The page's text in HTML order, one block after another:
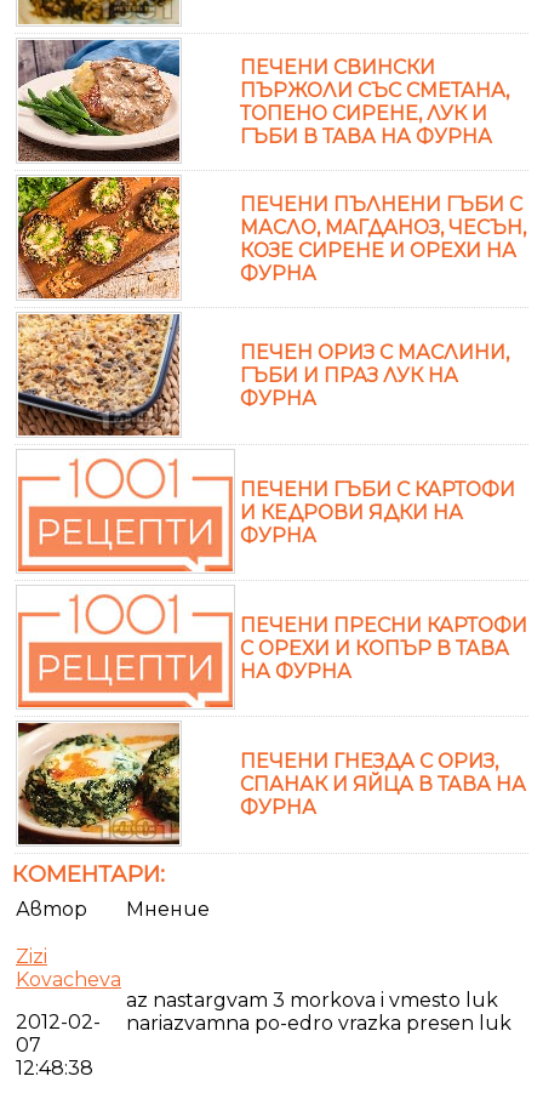
ПЕЧЕНИ СВИНСКИ
ПЪРЖОЛИ СЪС СМЕТАНА,
ТОПЕНО СИРЕНЕ, ЛУК И
ГЪБИ В ТАВА НА ФУРНА
ПЕЧЕНИ ПЪЛНЕНИ ГЪБИ С
МАСЛО, МАГДАНОЗ, ЧЕСЪН,
КОЗЕ СИРЕНЕ И ОРЕХИ НА
ФУРНА
ПЕЧЕН ОРИЗ С МАСЛИНИ,
ГЪБИ И ПРАЗ ЛУК НА
ФУРНА
ПЕЧЕНИ ГЪБИ С КАРТОФИ
И КЕДРОВИ ЯДКИ НА
ФУРНА
ПЕЧЕНИ ПРЕСНИ КАРТОФИ
С ОРЕХИ И КОПЪР В ТАВА
НА ФУРНА
ПЕЧЕНИ ГНЕЗДА С ОРИЗ,
СПАНАК И ЯЙЦА В ТАВА НА
ФУРНА
КОМЕНТАРИ:
Автор Мнение
Zizi
Kovacheva
2012-02-
07
12:48:38
az nastargvam 3 morkova i vmesto luk
nariazvamna po-edro vrazka presen luk